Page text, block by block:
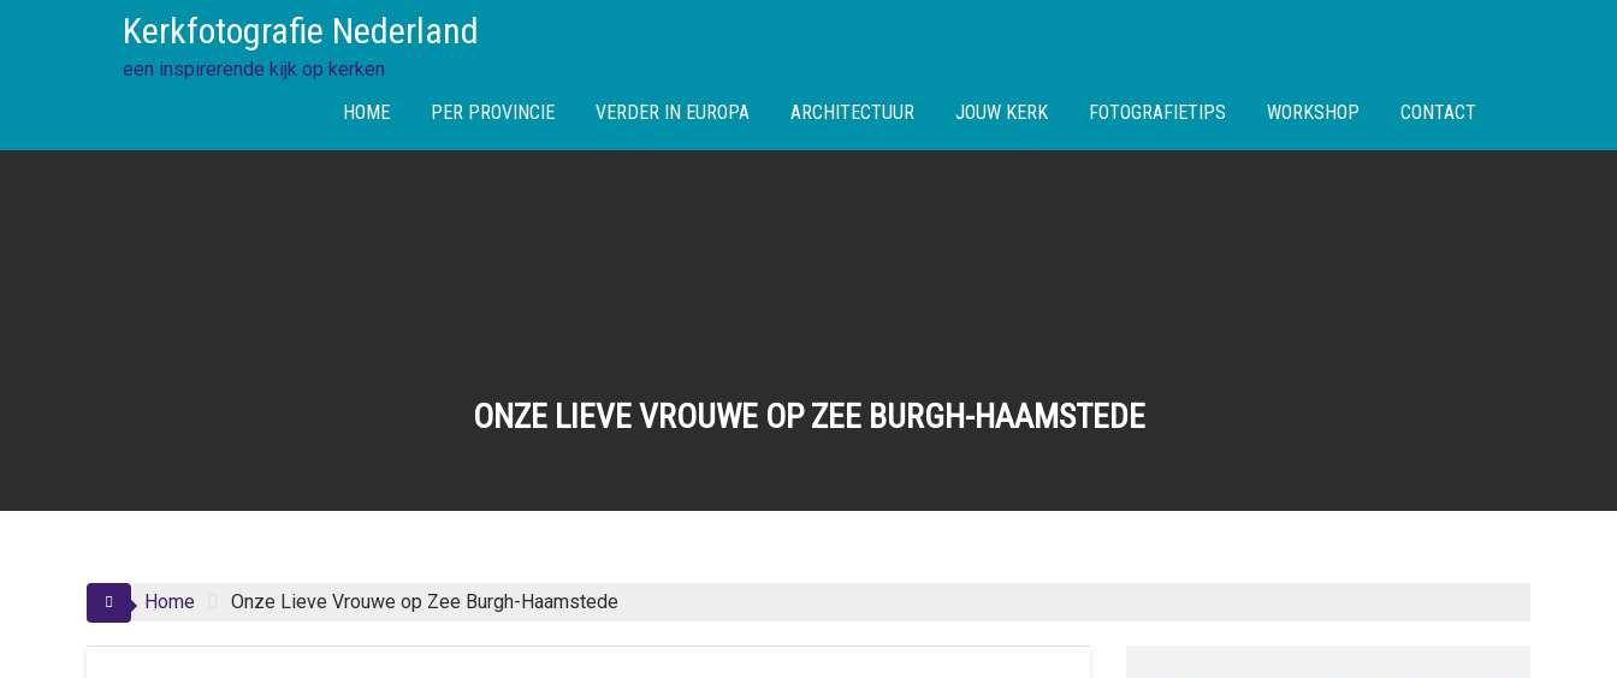
Kerkfotografie Nederland
een inspirerende kijk op kerken
HOME
PER PROVINCIE VERDER IN EUROPA ARCHITECTUUR JOUW KERK FOTOGRAFIETIPS WORKSHOP CONTACT
ONZE LIEVE VROUWE OP ZEE BURGH-HAAMSTEDE
Home Onze Lieve Vrouwe op Zee Burgh-Haamstede